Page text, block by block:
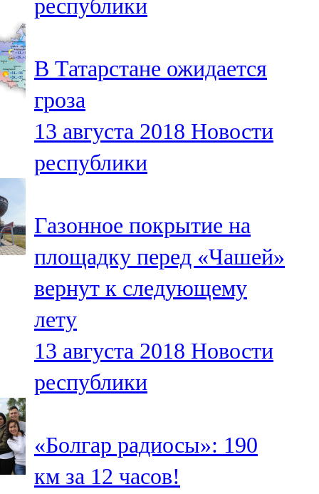
республики
В Татарстане ожидается
гроза
13 августа 2018 Новости
республики
Газонное покрытие на
площадку перед «Чашей»
вернут к следующему
лету
13 августа 2018 Новости
республики
«Болгар радиосы»: 190
км за 12 часов!